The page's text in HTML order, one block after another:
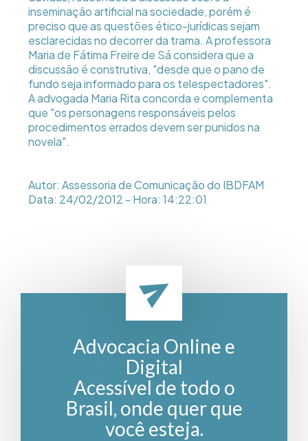
inseminação artificial na sociedade, porém é
preciso que as questões ético-jurídicas sejam
esclarecidas no decorrer da trama. A professora
Maria de Fátima Freire de Sá considera que a
discussão é construtiva, "desde que o pano de
fundo seja informado para os telespectadores".
A advogada Maria Rita concorda e complementa
que "os personagens responsáveis pelos
procedimentos errados devem ser punidos na
novela".
Autor: Assessoria de Comunicação do IBDFAM
Data: 24/02/2012 - Hora: 14:22:01
Advocacia Online e
Digital
Acessível de todo o
Brasil, onde quer que
você esteja.